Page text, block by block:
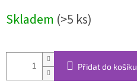
cena:
Skladem (>5 ks)
Přidat do košíku